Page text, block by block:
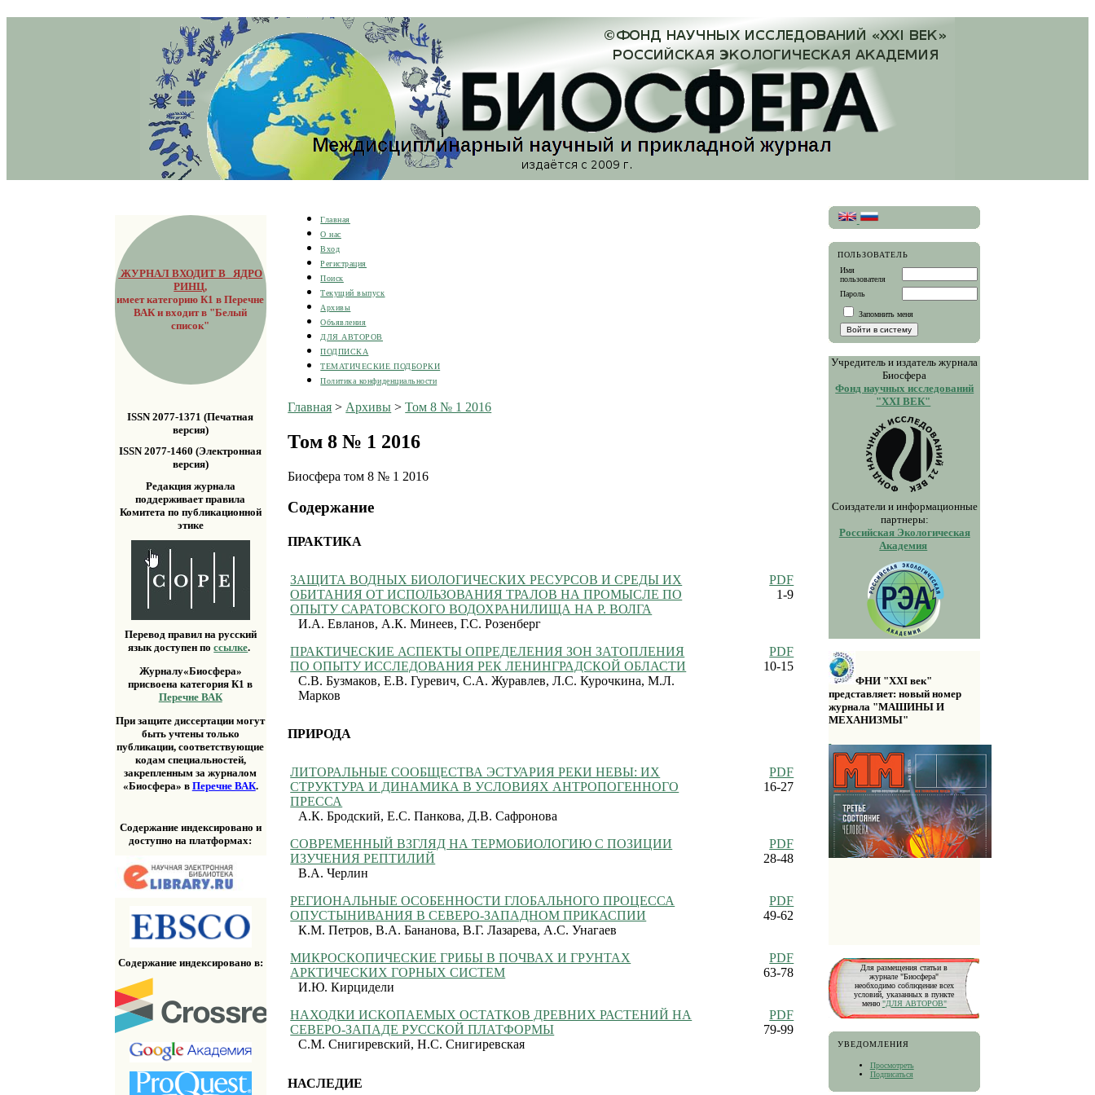
ЖУРНАЛ ВХОДИТ В ЯДРО
РИНЦ,
имеет категорию К1 в Перечне
ВАК и входит в "Белый
список"
ISSN 2077-1371 (Печатная
версия)
ISSN 2077-1460 (Электронная
версия)
Редакция журнала
поддерживает правила
Комитета по публикационной
этике
Перевод правил на русский
язык доступен поссылке.
Журналу«Биосфера»
присвоена категория К1 в
Перечне ВАК
При защите диссертации могут
быть учтены только
публикации, соответствующие
кодам специальностей,
закрепленным за журналом
«Биосфера» в Перечне ВАК.
Содержание индексировано и
доступно на платформах:
Содержание индексировано в:
ПОЛЬЗОВАТЕЛЬ
Имя
пользователя
Пароль
Запомнить меня
Учредитель и издатель журнала
Биосфера
Фонд научных исследований
"XXI ВЕК"
Соиздатели и информационные
партнеры:
Российская Экологическая
Академия
ФНИ "XXI век"
представляет: новый номер
журнала "МАШИНЫ И
МЕХАНИЗМЫ"
Для размещения статьи в
журнале "Биосфера"
необходимо соблюдение всех
условий, указанных в пункте
меню "ДЛЯ АВТОРОВ"
УВЕДОМЛЕНИЯ
Просмотреть
Подписаться
Главная
О нас
Вход
Регистрация
Поиск
Текущий выпуск
Архивы
Объявления
ДЛЯ АВТОРОВ
ПОДПИСКА
ТЕМАТИЧЕСКИЕ ПОДБОРКИ
Политика конфиденциальности
Главная > Архивы >Том 8 № 1 2016
Том 8 № 1 2016
Биосфера том 8 № 1 2016
Содержание
ПРАКТИКА
ЗАЩИТА ВОДНЫХ БИОЛОГИЧЕСКИХ РЕСУРСОВ И СРЕДЫ ИХ
ОБИТАНИЯ ОТ ИСПОЛЬЗОВАНИЯ ТРАЛОВ НА ПРОМЫСЛЕ ПО
ОПЫТУ САРАТОВСКОГО ВОДОХРАНИЛИЩА НА Р. ВОЛГА
И.А. Евланов, А.К. Минеев, Г.С. Розенберг
PDF
1-9
ПРАКТИЧЕСКИЕ АСПЕКТЫ ОПРЕДЕЛЕНИЯ ЗОН ЗАТОПЛЕНИЯ
ПО ОПЫТУ ИССЛЕДОВАНИЯ РЕК ЛЕНИНГРАДСКОЙ ОБЛАСТИ
С.В. Бузмаков, Е.В. Гуревич, С.А. Журавлев, Л.С. Курочкина, М.Л.
Марков
PDF
10-15
ПРИРОДА
ЛИТОРАЛЬНЫЕ СООБЩЕСТВА ЭСТУАРИЯ РЕКИ НЕВЫ: ИХ
СТРУКТУРА И ДИНАМИКА В УСЛОВИЯХ АНТРОПОГЕННОГО
ПРЕССА
А.К. Бродский, Е.С. Панкова, Д.В. Сафронова
PDF
16-27
СОВРЕМЕННЫЙ ВЗГЛЯД НА ТЕРМОБИОЛОГИЮ С ПОЗИЦИИ
ИЗУЧЕНИЯ РЕПТИЛИЙ
В.А. Черлин
PDF
28-48
РЕГИОНАЛЬНЫЕ ОСОБЕННОСТИ ГЛОБАЛЬНОГО ПРОЦЕССА
ОПУСТЫНИВАНИЯ В СЕВЕРО-ЗАПАДНОМ ПРИКАСПИИ
К.М. Петров, В.А. Бананова, В.Г. Лазарева, А.С. Унагаев
PDF
49-62
МИКРОСКОПИЧЕСКИЕ ГРИБЫ В ПОЧВАХ И ГРУНТАХ
АРКТИЧЕСКИХ ГОРНЫХ СИСТЕМ
И.Ю. Кирцидели
PDF
63-78
НАХОДКИ ИСКОПАЕМЫХ ОСТАТКОВ ДРЕВНИХ РАСТЕНИЙ НА
СЕВЕРО-ЗАПАДЕ РУССКОЙ ПЛАТФОРМЫ
С.М. Снигиревский, Н.С. Снигиревская
PDF
79-99
НАСЛЕДИЕ